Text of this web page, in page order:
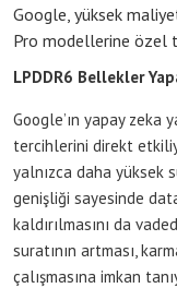
Google, yüksek
Pro modellerine özel
LPDDR6 Bellekler
Google’ın yapay zeka
tercihlerini direkt
yalnızca daha
genişliği sayesinde
kaldırılmasını da
suratının artması,
çalışmasına imkan